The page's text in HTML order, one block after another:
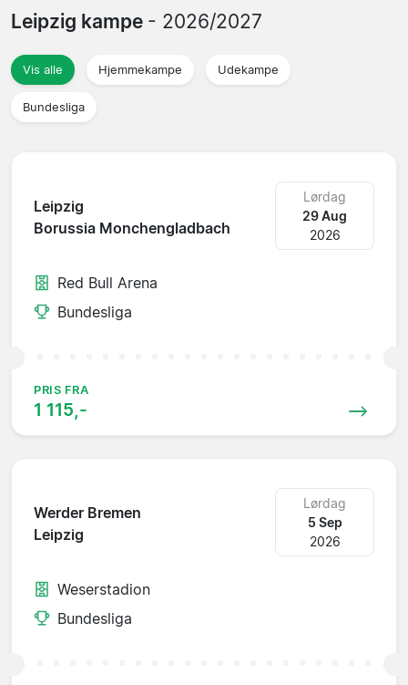
Leipzig kampe - 2026/2027
Vis alle Hjemmekampe Udekampe
Bundesliga
Leipzig
Borussia Monchengladbach
Lørdag
29 Aug
2026
Red Bull Arena
Bundesliga
PRIS FRA
1 115,-
Werder Bremen
Leipzig
Lørdag
5 Sep
2026
Weserstadion
Bundesliga